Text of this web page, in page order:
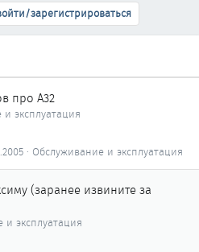
зарегистрироваться
про А32
эксплуатация
Обслуживание и эксплуатация
(заранее извините за
эксплуатация